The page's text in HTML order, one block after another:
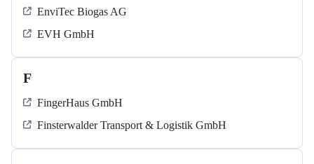
EnviTec Biogas AG
EVH GmbH
F
FingerHaus GmbH
Finsterwalder Transport & Logistik GmbH